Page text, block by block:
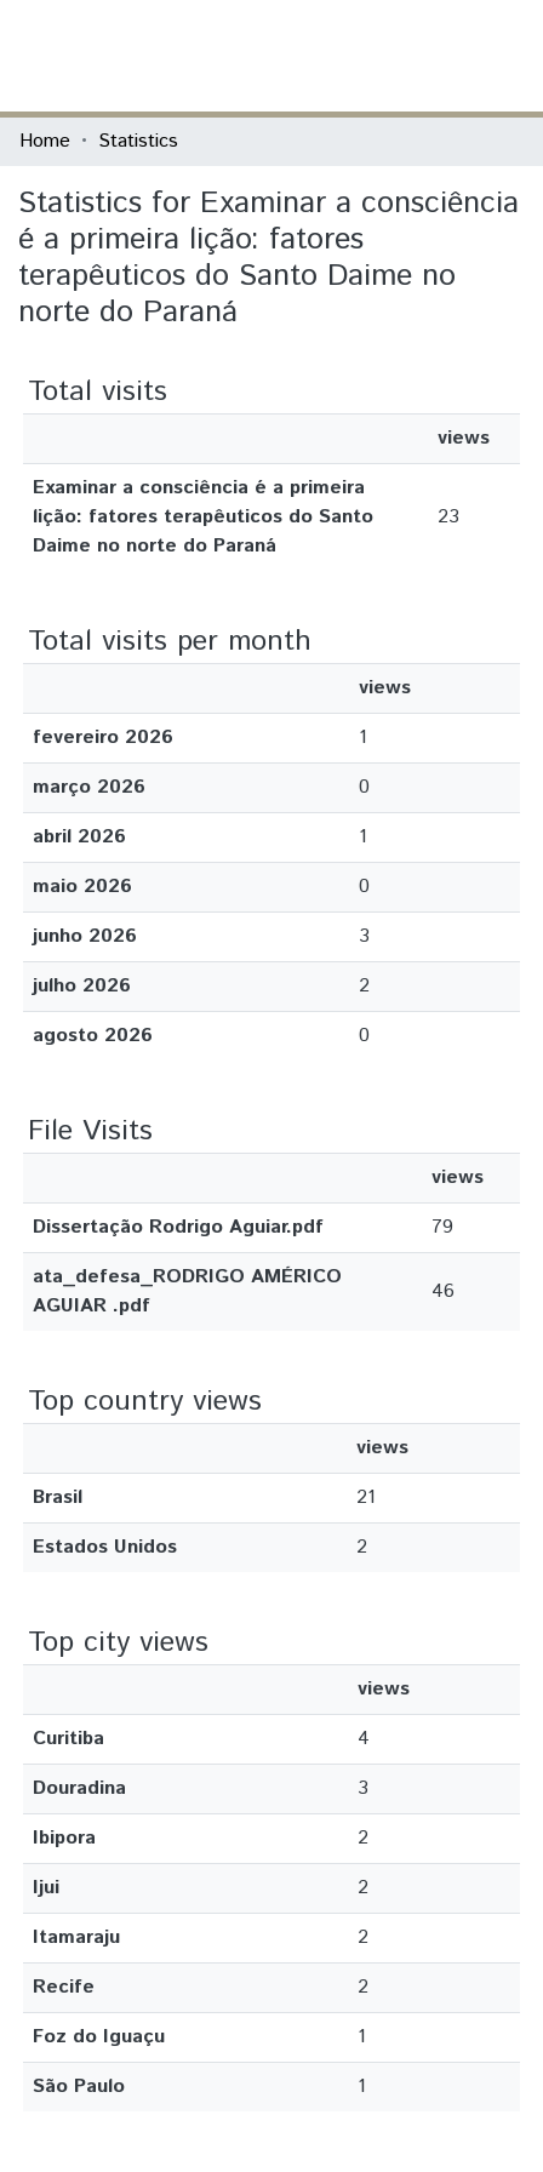
Communities & Collections
All of DSpace
Home Statistics
Statistics for Examinar a consciência
é a primeira lição: fatores
terapêuticos do Santo Daime no
norte do Paraná
Total visits
views
Examinar a consciência é a primeira
lição: fatores terapêuticos do Santo
Daime no norte do Paraná
23
Total visits per month
views
fevereiro 2026
1
março 2026
0
abril 2026
1
maio 2026
0
junho 2026
3
julho 2026
2
agosto 2026
0
File Visits
views
Dissertação Rodrigo Aguiar.pdf
79
ata_defesa_RODRIGO AMÉRICO
AGUIAR .pdf
46
Top country views
views
Brasil
21
Estados Unidos
2
Top city views
views
Curitiba
4
Douradina
3
Ibipora
2
Ijui
2
Itamaraju
2
Recife
2
Foz do Iguaçu
1
São Paulo
1